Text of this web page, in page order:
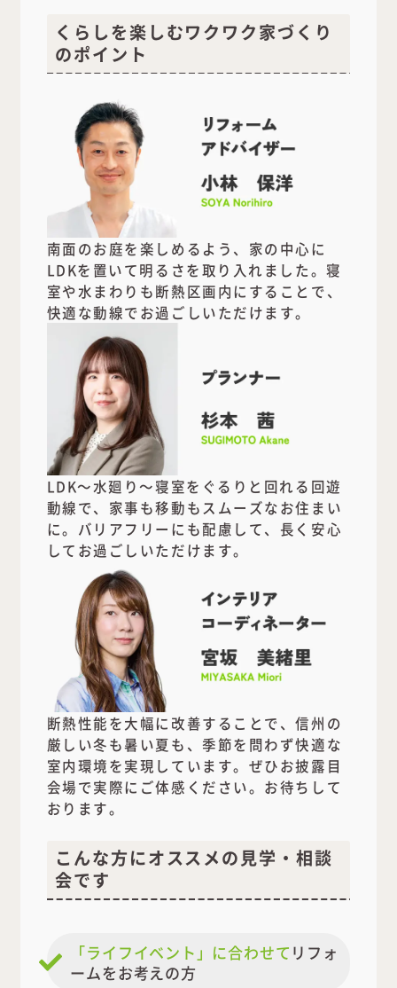
くらしを楽しむワクワク家づくり
のポイント
南面のお庭を楽しめるよう、家の中心に
LDKを置いて明るさを取り入れました。寝
室や水まわりも断熱区画内にすることで、
快適な動線でお過ごしいただけます。
LDK～水廻り～寝室をぐるりと回れる回遊
動線で、家事も移動もスムーズなお住まい
に。バリアフリーにも配慮して、長く安心
してお過ごしいただけます。
断熱性能を大幅に改善することで、信州の
厳しい冬も暑い夏も、季節を問わず快適な
室内環境を実現しています。ぜひお披露目
会場で実際にご体感ください。お待ちして
おります。
こんな方にオススメの見学・相談
会です
「ライフイベント」に合わせて リフォ
ームをお考えの方